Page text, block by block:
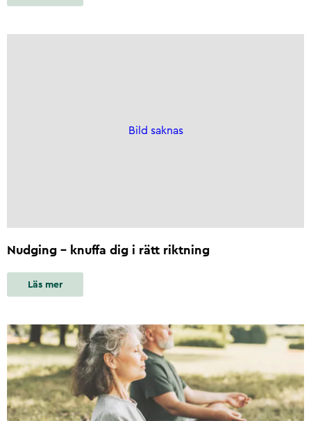
Bild saknas
Nudging - knuffa dig i rätt riktning
Läs mer